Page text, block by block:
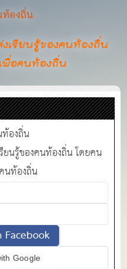
ท้องถิ่น
เรียนรู้ของคนท้องถิ่น
พื่อคนท้องถิ่น
ท้องถิ่น
นรู้ของคนท้องถิ่น โดยคน
นท้องถิ่น
Facebook
Google